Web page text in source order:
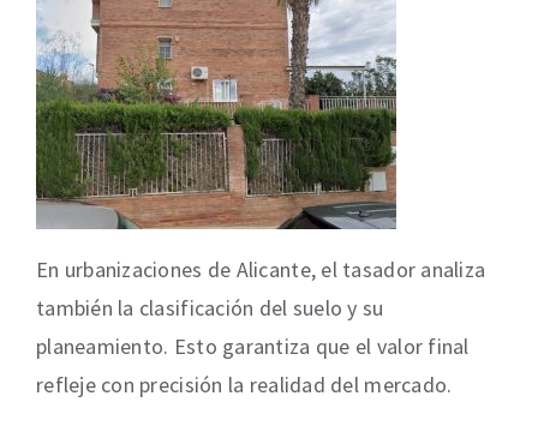
En urbanizaciones de Alicante, el tasador analiza
también la clasificación del suelo y su
planeamiento. Esto garantiza que el valor final
refleje con precisión la realidad del mercado.